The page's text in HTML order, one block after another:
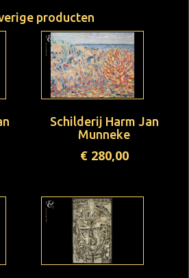
producten
Schilderij Harm Jan
Munneke
€280,00